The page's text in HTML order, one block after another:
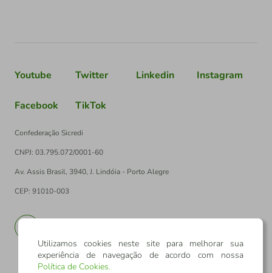
Youtube Twitter Linkedin Instagram
Facebook TikTok
Confederação Sicredi
CNPJ: 03.795.072/0001-60
Av. Assis Brasil, 3940, J. Lindóia - Porto Alegre
CEP: 91010-003
Utilizamos cookies neste site para melhorar sua
experiência de navegação de acordo com nossa
Política de Cookies.